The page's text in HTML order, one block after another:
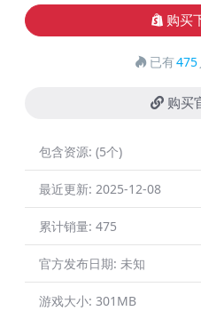
购买
已有475
购买
包含资源: (5个)
最近更新: 2025-12-08
累计销量: 475
官方发布日期: 未知
游戏大小: 301MB